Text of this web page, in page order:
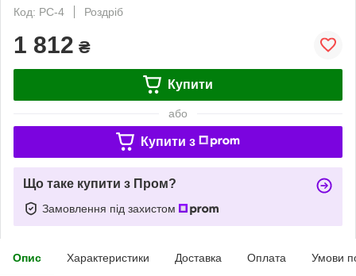
Код: РС-4
Роздріб
1 812 ₴
Купити
або
Купити з
Що таке купити з Пром?
Замовлення під захистом
Опис Характеристики Доставка Оплата Умови